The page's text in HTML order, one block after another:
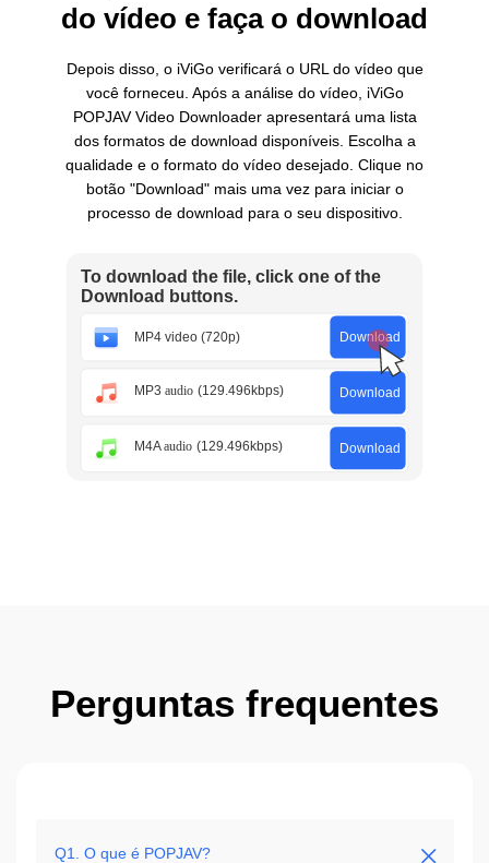
do vídeo e faça o download
Depois disso, o iViGo verificará o URL do vídeo que
você forneceu. Após a análise do vídeo, iViGo
POPJAV Video Downloader apresentará uma lista
dos formatos de download disponíveis. Escolha a
qualidade e o formato do vídeo desejado. Clique no
botão "Download" mais uma vez para iniciar o
processo de download para o seu dispositivo.
Perguntas frequentes
Q1. O que é POPJAV?